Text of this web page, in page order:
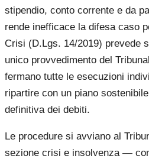
stipendio, conto corrente e da
rende inefficace la difesa caso
Crisi (D.Lgs. 14/2019) prevede
unico provvedimento del
fermano tutte le esecuzioni
ripartire con un piano
definitiva dei debiti.
Le procedure si avviano al
sezione crisi e insolvenza —